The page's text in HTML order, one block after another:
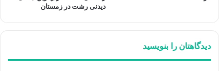
دیدنی رشت در زمستان
دیدگاهتان را بنویسید